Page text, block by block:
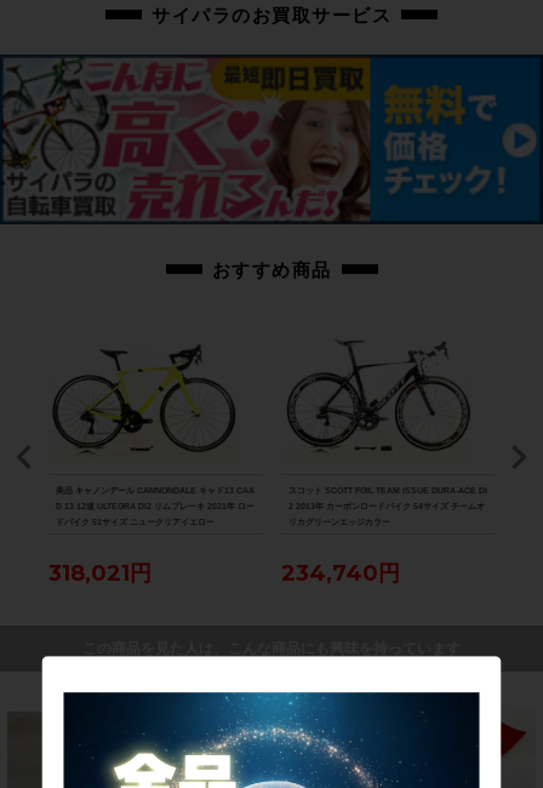
サイパラのお買取サービス
おすすめ商品
美品 キャノンデール CANNONDALE キャド13 CAA
D 13 12速 ULTEGRA Di2 リムブレーキ 2021年 ロー
ドバイク 51サイズ ニュークリアイエロー
318,021円
スコット SCOTT FOIL TEAM ISSUE DURA-ACE Di
2 2013年 カーボンロードバイク 54サイズ チームオ
リカグリーンエッジカラー
234,740円